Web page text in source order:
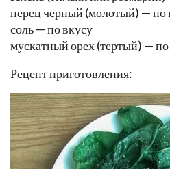
перец черный (молотый) — по
соль — по вкусу
мускатный орех (тертый) — по
Рецепт приготовления: